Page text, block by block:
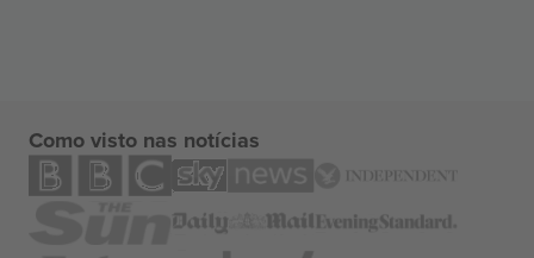
Como visto nas notícias